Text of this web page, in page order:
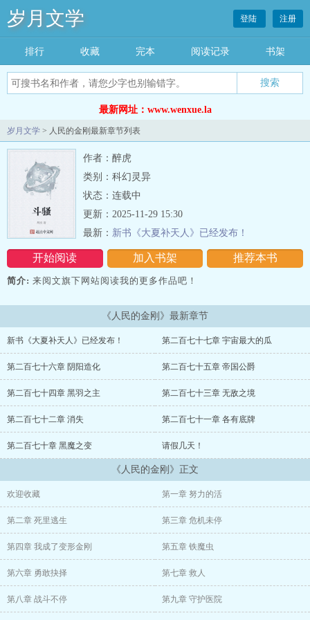
岁月文学 登陆 注册
排行 收藏 完本 阅读记录 书架
最新网址：www.wenxue.la
岁月文学 > 人民的金刚最新章节列表
作者：醉虎
类别：科幻灵异
状态：连载中
开始阅读 加入书架 推荐本书
更新：2025-11-29 15:30
最新： 新书《大夏补天人》已经发布！
简介: 来阅文旗下网站阅读我的更多作品吧！
《人民的金刚》最新章节
新书《大夏补天人》已经发布！ 第二百七十七章 宇宙最大的瓜
第二百七十六章 阴阳造化 第二百七十五章 帝国公爵
第二百七十四章 黑羽之主 第二百七十三章 无敌之境
第二百七十二章 消失 第二百七十一章 各有底牌
第二百七十章 黑魔之变 请假几天！
《人民的金刚》正文
欢迎收藏 第一章 努力的活
第二章 死里逃生 第三章 危机未停
第四章 我成了变形金刚 第五章 铁魔虫
第六章 勇敢抉择 第七章 救人
第八章 战斗不停 第九章 守护医院